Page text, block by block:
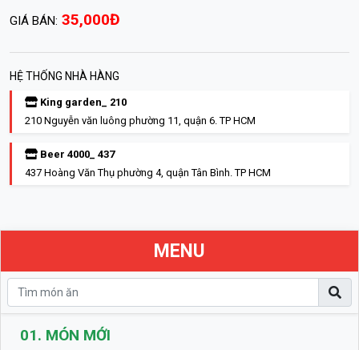
GIÁ BÁN: 35,000Đ
HỆ THỐNG NHÀ HÀNG
King garden_ 210
210 Nguyễn văn luông phường 11, quận 6. TP HCM
Beer 4000_ 437
437 Hoàng Văn Thụ phường 4, quận Tân Bình. TP HCM
MENU
01. MÓN MỚI